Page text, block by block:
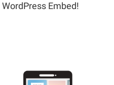
Embed!